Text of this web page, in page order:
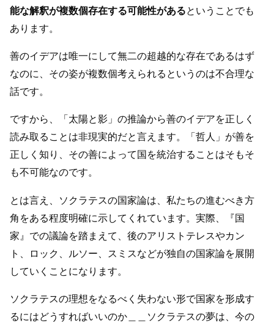
能な解釈が複数個存在する可能性があるということでも
あります。
善のイデアは唯一にして無二の超越的な存在であるはず
なのに、その姿が複数個考えられるというのは不合理な
話です。
ですから、「太陽と影」の推論から善のイデアを正しく
読み取ることは非現実的だと言えます。「哲人」が善を
正しく知り、その善によって国を統治することはそもそ
も不可能なのです。
とは言え、ソクラテスの国家論は、私たちの進むべき方
角をある程度明確に示してくれています。実際、『国
家』での議論を踏まえて、後のアリストテレスやカン
ト、ロック、ルソー、スミスなどが独自の国家論を展開
していくことになります。
ソクラテスの理想をなるべく失わない形で国家を形成す
るにはどうすればいいのか＿＿ソクラテスの夢は、今の